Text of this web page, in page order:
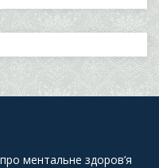
ментальне здоров’я